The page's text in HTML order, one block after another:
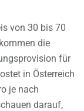
von 30 bis 70
die
für
in Österreich
je nach
darauf,